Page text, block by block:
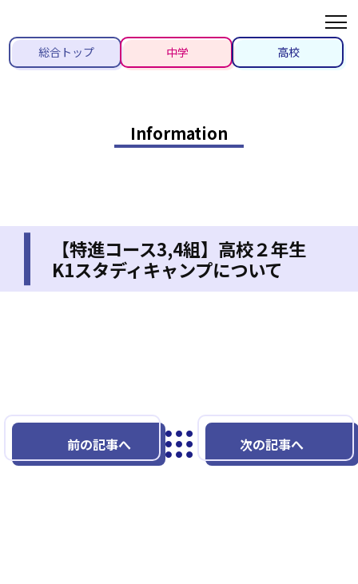
総合トップ 中学 高校
Information
【特進コース3,4組】高校２年生
K1スタディキャンプについて
前の記事へ 次の記事へ